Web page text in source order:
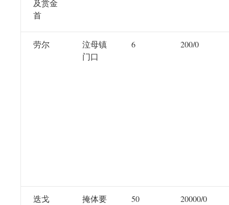
及赏金
首
劳尔
泣母镇
门口
6 200/0
迭戈
掩体要
50 20000/0